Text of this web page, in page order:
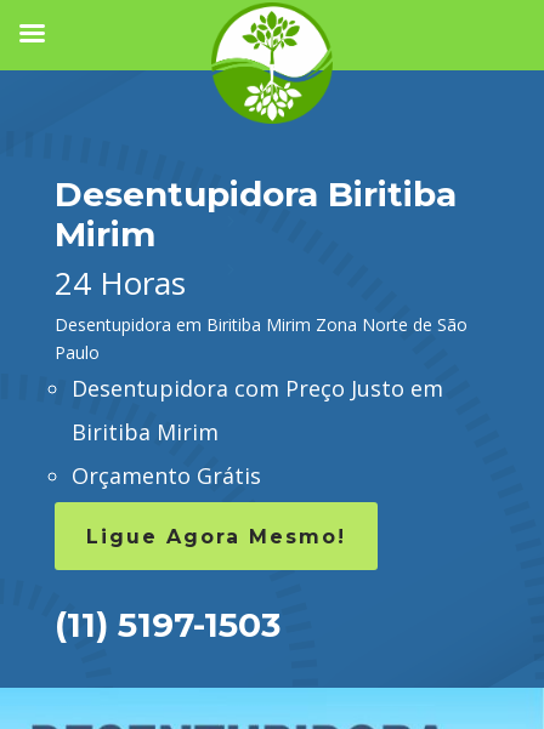
Desentupidora Biritiba
Mirim
24 Horas
Desentupidora em Biritiba Mirim Zona Norte de São
Paulo
Desentupidora com Preço Justo em
Biritiba Mirim
Orçamento Grátis
Ligue Agora Mesmo!
(11) 5197-1503